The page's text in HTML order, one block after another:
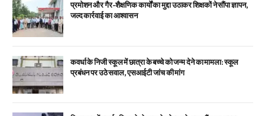
प्रमोशन और गैर-शैक्षणिक कार्यों का मुद्दा उठाकर शिक्षकों ने सौंपा ज्ञापन,
जल्द कार्रवाई का आश्वासन
कवर्धा के निजी स्कूल में छात्रा के बच्चे को जन्म देने का मामला: स्कूल
प्रबंधन पर उठे सवाल, एसआईटी जांच की मांग